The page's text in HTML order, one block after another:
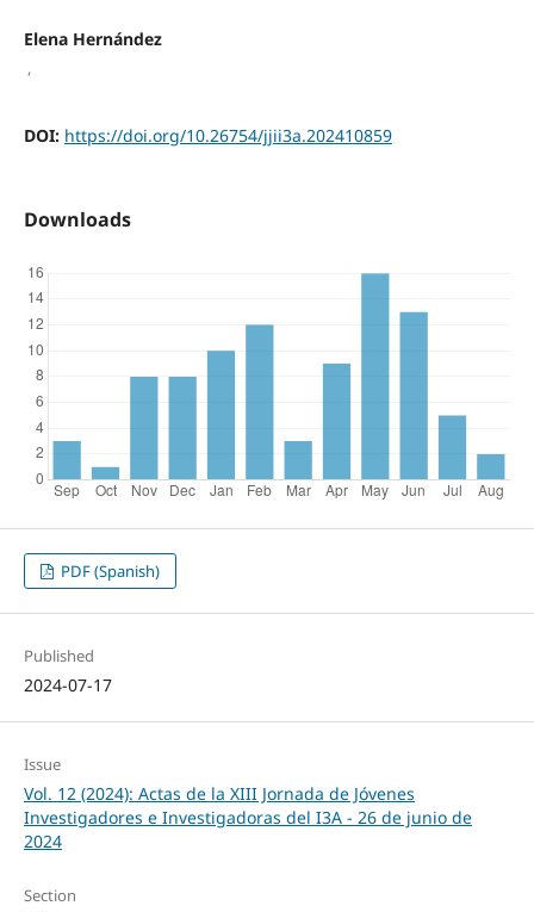
Elena Hernández
,
DOI: https://doi.org/10.26754/jjii3a.202410859
Downloads
PDF (Spanish)
Published
2024-07-17
Issue
Vol. 12 (2024): Actas de la XIII Jornada de Jóvenes
Investigadores e Investigadoras del I3A - 26 de junio de
2024
Section